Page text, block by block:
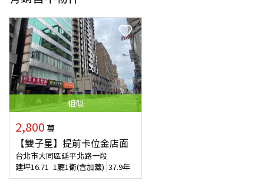
相似
2,800 萬
【雙子星】提前卡位金店面
台北市大同區延平北路一段
建坪16.71 1廳1衛(含加蓋) 37.9年